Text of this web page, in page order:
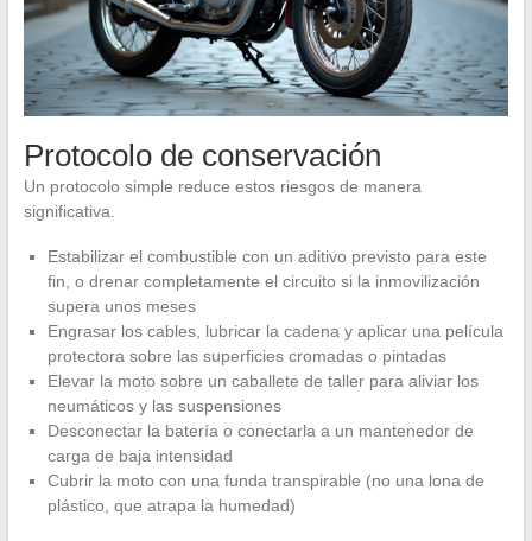
Protocolo de conservación
Un protocolo simple reduce estos riesgos de manera
significativa.
Estabilizar el combustible con un aditivo previsto para este
fin, o drenar completamente el circuito si la inmovilización
supera unos meses
Engrasar los cables, lubricar la cadena y aplicar una película
protectora sobre las superficies cromadas o pintadas
Elevar la moto sobre un caballete de taller para aliviar los
neumáticos y las suspensiones
Desconectar la batería o conectarla a un mantenedor de
carga de baja intensidad
Cubrir la moto con una funda transpirable (no una lona de
plástico, que atrapa la humedad)